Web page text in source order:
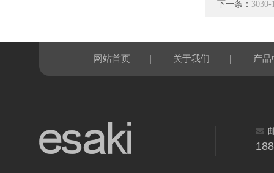
下一条：
网站首页 | 关于我们 | 产品